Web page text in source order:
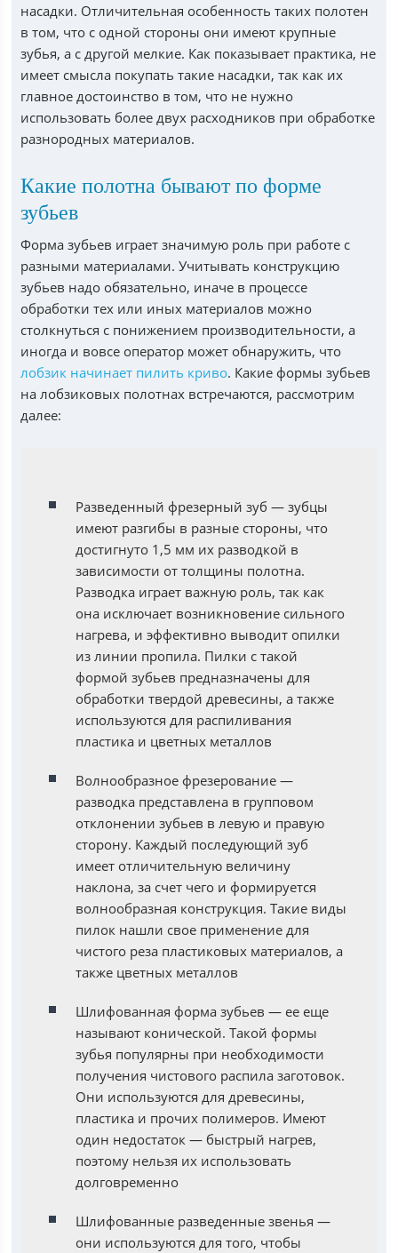
насадки. Отличительная особенность таких полотен
в том, что с одной стороны они имеют крупные
зубья, а с другой мелкие. Как показывает практика, не
имеет смысла покупать такие насадки, так как их
главное достоинство в том, что не нужно
использовать более двух расходников при обработке
разнородных материалов.
Какие полотна бывают по форме
зубьев
Форма зубьев играет значимую роль при работе с
разными материалами. Учитывать конструкцию
зубьев надо обязательно, иначе в процессе
обработки тех или иных материалов можно
столкнуться с понижением производительности, а
иногда и вовсе оператор может обнаружить, что
лобзик начинает пилить криво. Какие формы зубьев
на лобзиковых полотнах встречаются, рассмотрим
далее:
Разведенный фрезерный зуб — зубцы
имеют разгибы в разные стороны, что
достигнуто 1,5 мм их разводкой в
зависимости от толщины полотна.
Разводка играет важную роль, так как
она исключает возникновение сильного
нагрева, и эффективно выводит опилки
из линии пропила. Пилки с такой
формой зубьев предназначены для
обработки твердой древесины, а также
используются для распиливания
пластика и цветных металлов
Волнообразное фрезерование —
разводка представлена в групповом
отклонении зубьев в левую и правую
сторону. Каждый последующий зуб
имеет отличительную величину
наклона, за счет чего и формируется
волнообразная конструкция. Такие виды
пилок нашли свое применение для
чистого реза пластиковых материалов, а
также цветных металлов
Шлифованная форма зубьев — ее еще
называют конической. Такой формы
зубья популярны при необходимости
получения чистового распила заготовок.
Они используются для древесины,
пластика и прочих полимеров. Имеют
один недостаток — быстрый нагрев,
поэтому нельзя их использовать
долговременно
Шлифованные разведенные звенья —
они используются для того, чтобы